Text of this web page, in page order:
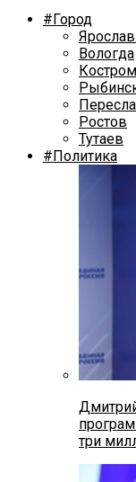
#Город
Вологда
Ростов
Тутаев
#Политика
три